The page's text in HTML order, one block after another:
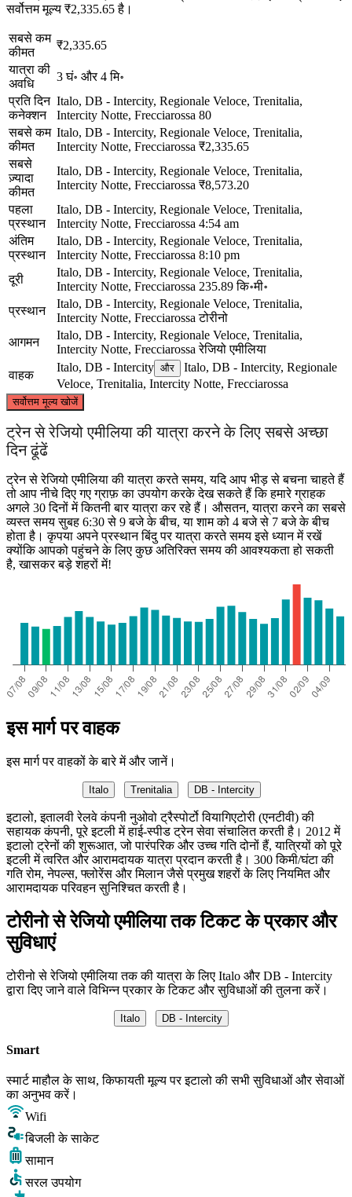
सर्वोत्तम मूल्य ₹2,335.65 है।
सबसे कम
कीमत
₹2,335.65
यात्रा की
अवधि
3 घं॰ और 4 मि॰
प्रति दिन
कनेक्शन
Italo, DB - Intercity, Regionale Veloce, Trenitalia,
Intercity Notte, Frecciarossa 80
सबसे कम
कीमत
Italo, DB - Intercity, Regionale Veloce, Trenitalia,
Intercity Notte, Frecciarossa ₹2,335.65
सबसे
ज़्यादा
कीमत
Italo, DB - Intercity, Regionale Veloce, Trenitalia,
Intercity Notte, Frecciarossa ₹8,573.20
पहला
प्रस्थान
Italo, DB - Intercity, Regionale Veloce, Trenitalia,
Intercity Notte, Frecciarossa 4:54 am
अंतिम
प्रस्थान
Italo, DB - Intercity, Regionale Veloce, Trenitalia,
Intercity Notte, Frecciarossa 8:10 pm
दूरी
Italo, DB - Intercity, Regionale Veloce, Trenitalia,
Intercity Notte, Frecciarossa 235.89 कि॰मी॰
प्रस्थान
Italo, DB - Intercity, Regionale Veloce, Trenitalia,
Intercity Notte, Frecciarossa टोरीनो
आगमन
Italo, DB - Intercity, Regionale Veloce, Trenitalia,
Intercity Notte, Frecciarossa रेजियो एमीलिया
वाहक
Italo, DB - Intercity और
Italo, DB - Intercity, Regionale
Veloce, Trenitalia, Intercity Notte, Frecciarossa
सर्वोत्तम मूल्य खोजें
Turin
Reggio Emilia
© CARTO, © OpenStreetMapcontributors
ट्रेन से रेजियो एमीलिया की यात्रा करने के लिए सबसे अच्छा
दिन ढूंढें
ट्रेन से रेजियो एमीलिया की यात्रा करते समय, यदि आप भीड़ से बचना चाहते हैं
तो आप नीचे दिए गए ग्राफ़ का उपयोग करके देख सकते हैं कि हमारे ग्राहक
अगले 30 दिनों में कितनी बार यात्रा कर रहे हैं। औसतन, यात्रा करने का सबसे
व्यस्त समय सुबह 6:30 से 9 बजे के बीच, या शाम को 4 बजे से 7 बजे के बीच
होता है। कृपया अपने प्रस्थान बिंदु पर यात्रा करते समय इसे ध्यान में रखें
क्योंकि आपको पहुंचने के लिए कुछ अतिरिक्त समय की आवश्यकता हो सकती
है, खासकर बड़े शहरों में!
इस मार्ग पर वाहक
इस मार्ग पर वाहकों के बारे में और जानें।
Italo Trenitalia DB - Intercity
इटालो, इतालवी रेलवे कंपनी नुओवो ट्रैस्पोर्टो वियागिएटोरी (एनटीवी) की
सहायक कंपनी, पूरे इटली में हाई-स्पीड ट्रेन सेवा संचालित करती है। 2012 में
इटालो ट्रेनों की शुरूआत, जो पारंपरिक और उच्च गति दोनों हैं, यात्रियों को पूरे
इटली में त्वरित और आरामदायक यात्रा प्रदान करती है। 300 किमी/घंटा की
गति रोम, नेपल्स, फ्लोरेंस और मिलान जैसे प्रमुख शहरों के लिए नियमित और
आरामदायक परिवहन सुनिश्चित करती है।
टोरीनो से रेजियो एमीलिया तक टिकट के प्रकार और
सुविधाएं
टोरीनो से रेजियो एमीलिया तक की यात्रा के लिए Italo और DB - Intercity
द्वारा दिए जाने वाले विभिन्न प्रकार के टिकट और सुविधाओं की तुलना करें।
Italo DB - Intercity
Smart
स्मार्ट माहौल के साथ, किफायती मूल्य पर इटालो की सभी सुविधाओं और सेवाओं
का अनुभव करें।
Wifi
बिजली के साकेट
सामान
सरल उपयोग